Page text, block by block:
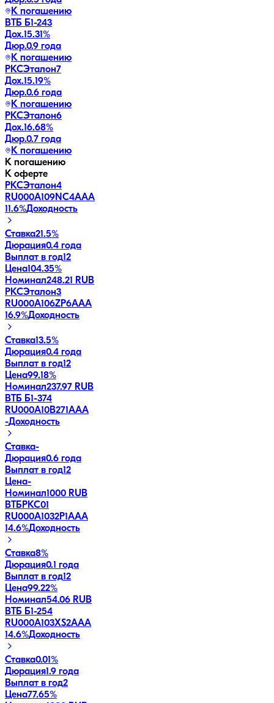
К погашению
ВТБ Б1-243
Дох.15.31%
Дюр.0.9 года
К погашению
РКСЭталон7
Дох.15.19%
Дюр.0.6 года
К погашению
РКСЭталон6
Дох.16.68%
Дюр.0.7 года
К погашению
К погашению
К оферте
РКСЭталон4
RU000A109NC4AAA
11.6%Доходность
Ставка21.5%
Дюрация0.4 года
Выплат в год12
Цена104.35%
Номинал248.21 RUB
РКСЭталон3
RU000A106ZP6AAA
16.9%Доходность
Ставка13.5%
Дюрация0.4 года
Выплат в год12
Цена99.18%
Номинал237.97 RUB
ВТБ Б1-374
RU000A10B271AAA
-Доходность
Ставка-
Дюрация0.6 года
Выплат в год12
Цена-
Номинал1000 RUB
ВТБРКС01
RU000A1032P1AAA
14.6%Доходность
Ставка8%
Дюрация0.1 года
Выплат в год12
Цена99.22%
Номинал54.06 RUB
ВТБ Б1-254
RU000A103XS2AAA
14.6%Доходность
Ставка0.01%
Дюрация1.9 года
Выплат в год2
Цена77.65%